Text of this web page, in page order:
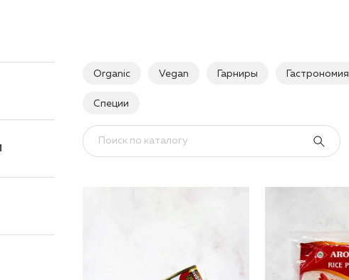
Organic Vegan Гарниры Гастрономия
Специи